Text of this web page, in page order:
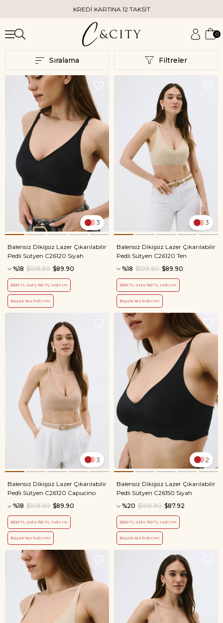
KREDİ KARTINA 12 TAKSİT
0
Filtreler
Sıralama
3
Balensiz Dikişsiz Lazer Çıkarılabilir
Pedli Sütyen C26120 Siyah
%18
$89.90
$109.90
2500 TL üstü 150 TL indirim
Büyük Yaz İndirimi
3
Balensiz Dikişsiz Lazer Çıkarılabilir
Pedli Sütyen C26120 Ten
%18
$89.90
$109.90
2500 TL üstü 150 TL indirim
Büyük Yaz İndirimi
3
Balensiz Dikişsiz Lazer Çıkarılabilir
Pedli Sütyen C26120 Capucino
%18
$89.90
$109.90
2500 TL üstü 150 TL indirim
Büyük Yaz İndirimi
2
Balensiz Dikişsiz Lazer Çıkarılabilir
Pedli Sütyen C26150 Siyah
%20
$87.92
$109.90
2500 TL üstü 150 TL indirim
Büyük Yaz İndirimi